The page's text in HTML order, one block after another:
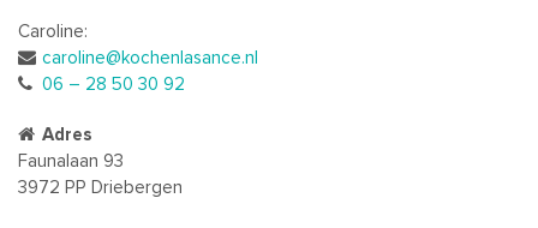
Caroline:
caroline@kochenlasance.nl
06 – 28 50 30 92
Adres
Faunalaan 93
3972 PP Driebergen